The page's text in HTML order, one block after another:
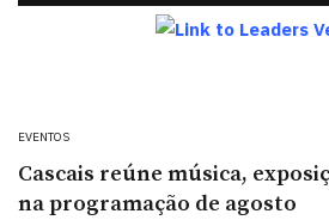
EVENTOS
Cascais reúne música,
na programação de agosto